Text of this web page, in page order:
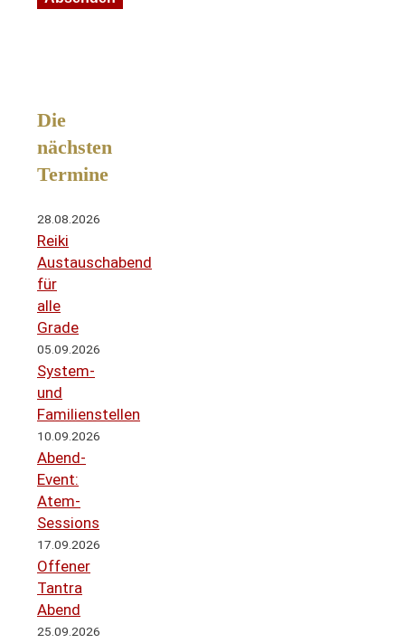
Die
nächsten
Termine
28.08.2026
Reiki
Austauschabend
für
alle
Grade
05.09.2026
System-
und
Familienstellen
10.09.2026
Abend-
Event:
Atem-
Sessions
17.09.2026
Offener
Tantra
Abend
25.09.2026